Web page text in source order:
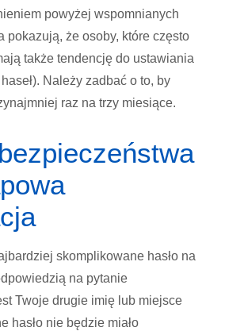
powyżej wspomnianych
pokazują, że osoby, które często
także tendencję do ustawiania
Należy zadbać o to, by
raz na trzy miesiące.
skomplikowane hasło na
na pytanie
Twoje drugie imię lub miejsce
hasło nie będzie miało